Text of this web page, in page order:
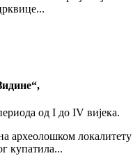
од I до IV вијека.
археолошком локалитету
купатила...